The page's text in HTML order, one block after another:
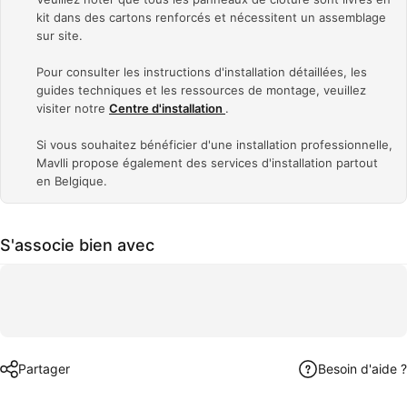
kit dans des cartons renforcés et nécessitent un assemblage
sur site.
Pour consulter les instructions d'installation détaillées, les
guides techniques et les ressources de montage, veuillez
visiter notre Centre d'installation .
Si vous souhaitez bénéficier d'une installation professionnelle,
Mavlli propose également des services d'installation partout
en Belgique.
S'associe bien avec
Partager Besoin d'aide ?